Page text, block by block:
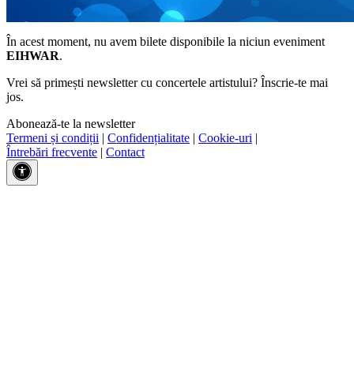
În acest moment, nu avem bilete disponibile la niciun eveniment
EIHWAR.
Vrei să primești newsletter cu concertele artistului? Înscrie-te mai
jos.
Abonează-te la newsletter
Termeni și condiții | Confidențialitate | Cookie-uri |
Întrebări frecvente | Contact